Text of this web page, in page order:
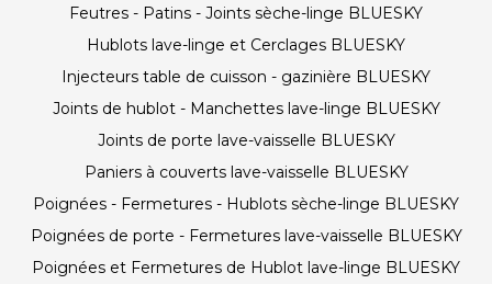
Feutres - Patins - Joints sèche-linge BLUESKY
Hublots lave-linge et Cerclages BLUESKY
Injecteurs table de cuisson - gazinière BLUESKY
Joints de hublot - Manchettes lave-linge BLUESKY
Joints de porte lave-vaisselle BLUESKY
Paniers à couverts lave-vaisselle BLUESKY
Poignées - Fermetures - Hublots sèche-linge BLUESKY
Poignées de porte - Fermetures lave-vaisselle BLUESKY
Poignées et Fermetures de Hublot lave-linge BLUESKY